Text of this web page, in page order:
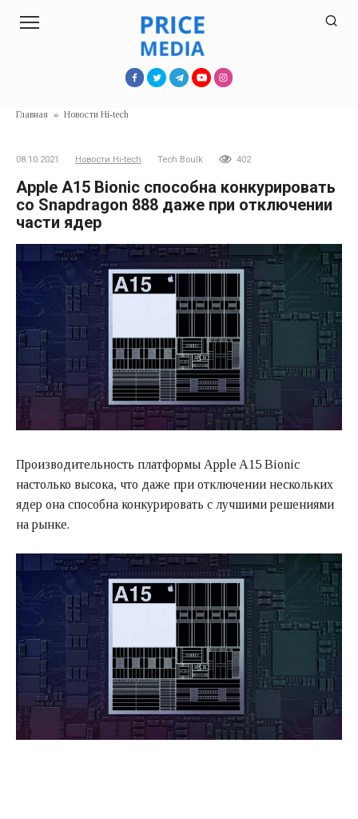
Главная » Новости Hi-tech
08.10.2021 Новости Hi-tech Tech Boulk 402
Apple A15 Bionic способна конкурировать
со Snapdragon 888 даже при отключении
части ядер
Производительность платформы Apple A15 Bionic
настолько высока, что даже при отключении нескольких
ядер она способна конкурировать с лучшими решениями
на рынке.